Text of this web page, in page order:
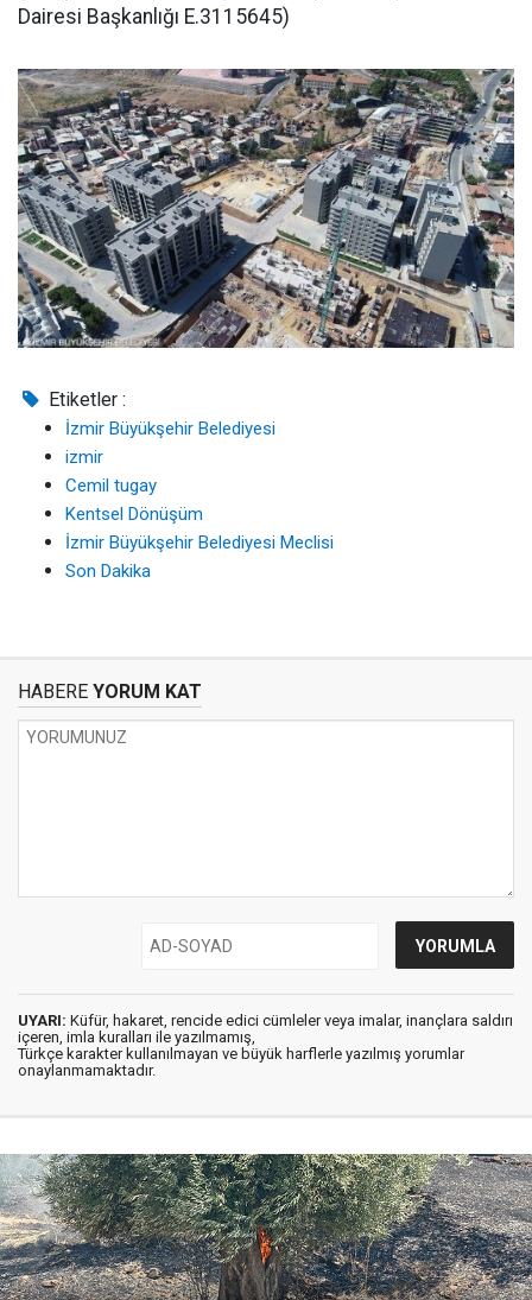
Dairesi Başkanlığı E.3115645)
Etiketler :
İzmir Büyükşehir Belediyesi
izmir
Cemil tugay
Kentsel Dönüşüm
İzmir Büyükşehir Belediyesi Meclisi
Son Dakika
HABERE YORUM KAT
UYARI: Küfür, hakaret, rencide edici cümleler veya imalar, inançlara saldırı
içeren, imla kuralları ile yazılmamış,
Türkçe karakter kullanılmayan ve büyük harflerle yazılmış yorumlar
onaylanmamaktadır.